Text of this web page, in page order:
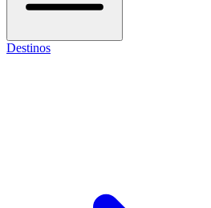
Destinos